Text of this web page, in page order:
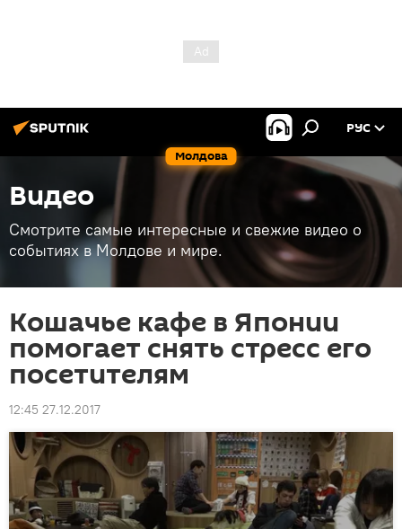
Молдова
РУС
Видео
Смотрите самые интересные и свежие видео о
событиях в Молдове и мире.
Кошачье кафе в Японии
помогает снять стресс его
посетителям
12:45 27.12.2017